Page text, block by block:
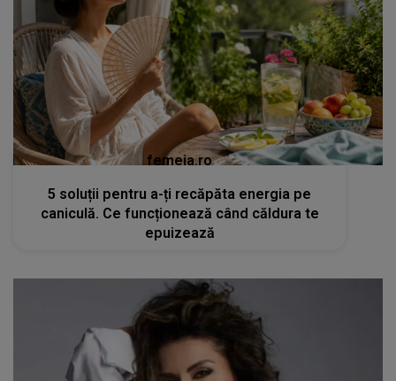
femeia.ro
5 soluții pentru a-ți recăpăta energia pe
caniculă. Ce funcționează când căldura te
epuizează